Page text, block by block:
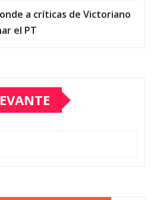
a críticas de Victoriano
el PT